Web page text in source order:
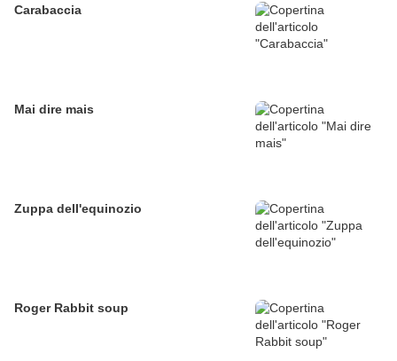
Carabaccia
Mai dire mais
Zuppa dell'equinozio
Roger Rabbit soup